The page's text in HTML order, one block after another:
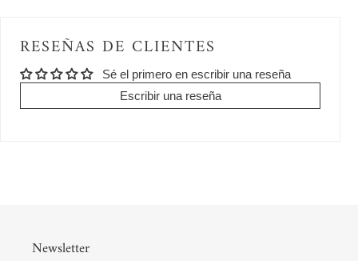
RESEÑAS DE CLIENTES
Sé el primero en escribir una reseña
Escribir una reseña
Newsletter